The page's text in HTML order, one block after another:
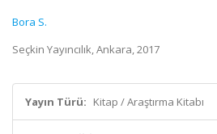
Bora S.
Seçkin Yayıncılık, Ankara, 2017
Yayın Türü: Kitap / Araştırma Kitabı